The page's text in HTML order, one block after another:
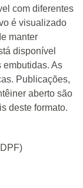
com diferentes
é visualizado
manter
disponível
embutidas. As
Publicações,
aberto são
deste formato.